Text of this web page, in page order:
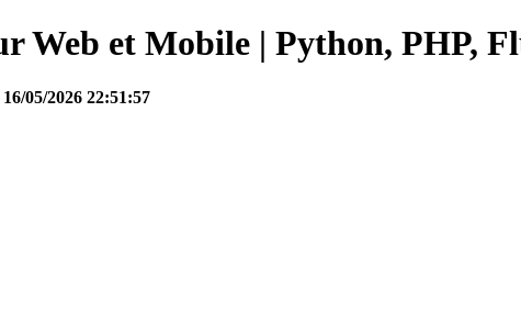
Web et Mobile | Python, PHP,
16/05/2026 22:51:57